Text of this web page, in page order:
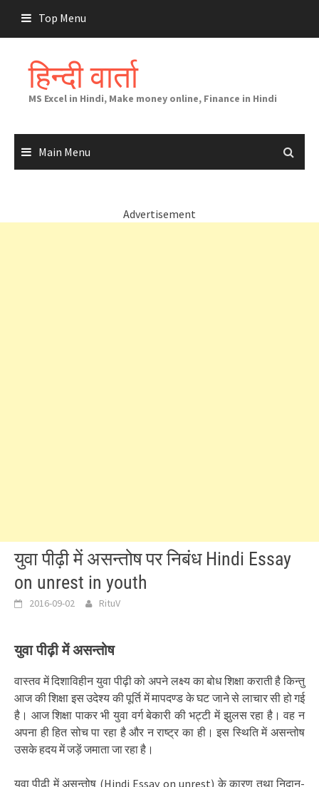
content
Top Menu
हिन्दी वार्ता
MS Excel in Hindi, Make money online, Finance in Hindi
Main Menu
Advertisement
युवा पीढ़ी में असन्तोष पर निबंध Hindi Essay
on unrest in youth
2016-09-02 RituV
युवा पीढ़ी में असन्तोष
वास्तव में दिशाविहीन युवा पीढ़ी को अपने लक्ष्य का बोध शिक्षा कराती है किन्तु
आज की शिक्षा इस उदेश्य की पूर्ति में मापदण्ड के घट जाने से लाचार सी हो गई
है। आज शिक्षा पाकर भी युवा वर्ग बेकारी की भट्टी में झुलस रहा है। वह न
अपना ही हित सोच पा रहा है और न राष्ट्र का ही। इस स्थिति में असन्तोष
उसके हदय में जड़ें जमाता जा रहा है।
युवा पीढ़ी में असन्तोष (Hindi Essay on unrest) के कारण तथा निदान-